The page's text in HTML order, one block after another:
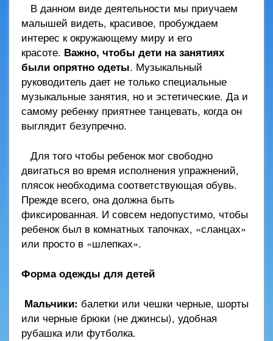
В данном виде деятельности мы приучаем
малышей видеть, красивое, пробуждаем
интерес к окружающему миру и его
красоте. Важно, чтобы дети на занятиях
были опрятно одеты. Музыкальный
руководитель дает не только специальные
музыкальные занятия, но и эстетические. Да и
самому ребенку приятнее танцевать, когда он
выглядит безупречно.
Для того чтобы ребенок мог свободно
двигаться во время исполнения упражнений,
плясок необходима соответствующая обувь.
Прежде всего, она должна быть
фиксированная. И совсем недопустимо, чтобы
ребенок был в комнатных тапочках, «сланцах»
или просто в «шлепках».
Форма одежды для детей
Мальчики: балетки или чешки черные, шорты
или черные брюки (не джинсы), удобная
рубашка или футболка.